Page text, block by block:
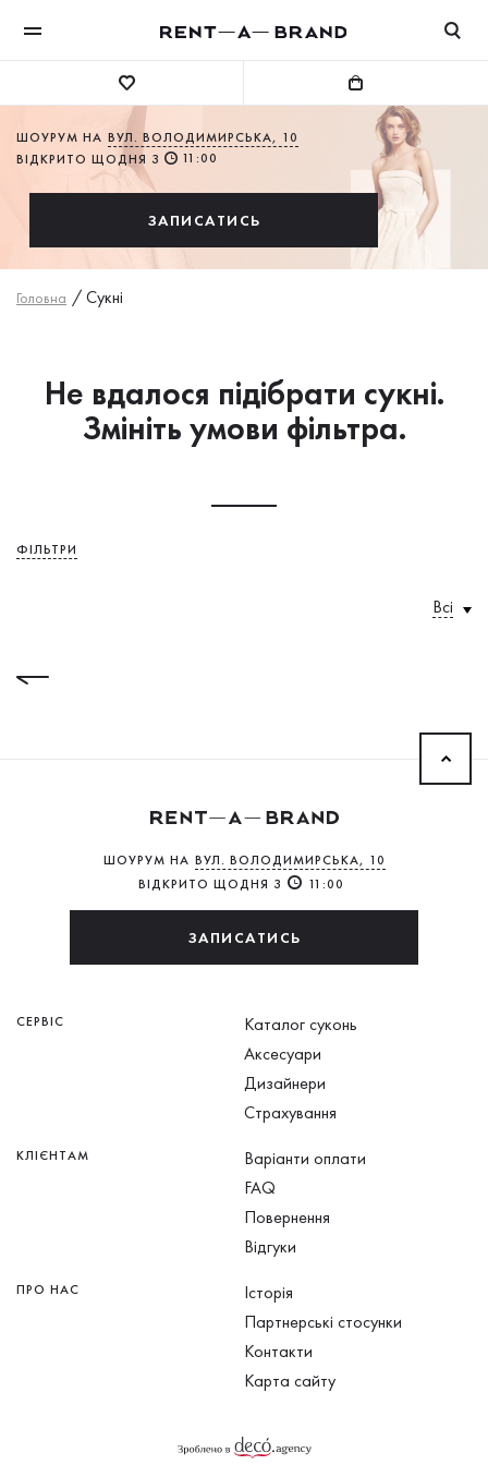
ШОУРУМ НА ВУЛ. ВОЛОДИМИРСЬКА, 10
ВІДКРИТО ЩОДНЯ З
11:00
ЗАПИСАТИСЬ
Головна /Сукнi
Не вдалося підібрати сукні.
Змініть умови фільтра.
ФІЛЬТРИ
Всі
ШОУРУМ НА ВУЛ. ВОЛОДИМИРСЬКА, 10
ВІДКРИТО ЩОДНЯ З
11:00
ЗАПИСАТИСЬ
СЕРВІС
Каталог суконь
Аксесуари
Дизайнери
Страхування
КЛІЄНТАМ
Варіанти оплати
FAQ
Повернення
Відгуки
ПРО НАС
Історія
Партнерські стосунки
Контакти
Карта сайту